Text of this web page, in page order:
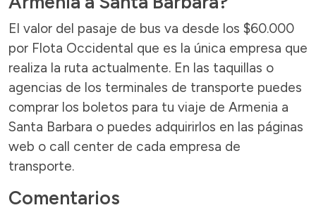
El valor del pasaje de bus va desde los $60.000
por Flota Occidental que es la única empresa que
realiza la ruta actualmente. En las taquillas o
agencias de los terminales de transporte puedes
comprar los boletos para tu viaje de Armenia a
Santa Barbara o puedes adquirirlos en las páginas
web o call center de cada empresa de
transporte.
Comentarios